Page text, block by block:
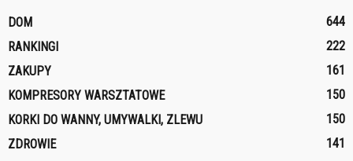
DOM
644
RANKINGI
222
ZAKUPY
161
KOMPRESORY WARSZTATOWE
150
KORKI DO WANNY, UMYWALKI, ZLEWU
150
ZDROWIE
141